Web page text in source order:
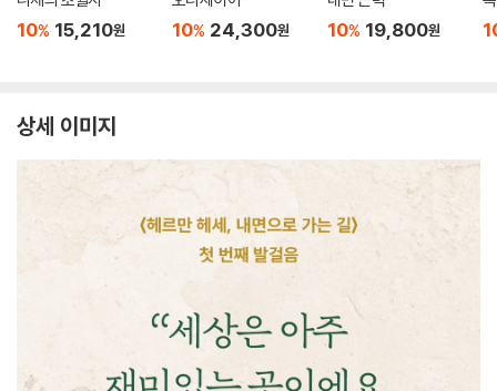
10% 15,210원 10% 24,300원 10% 19,800원
상세 이미지